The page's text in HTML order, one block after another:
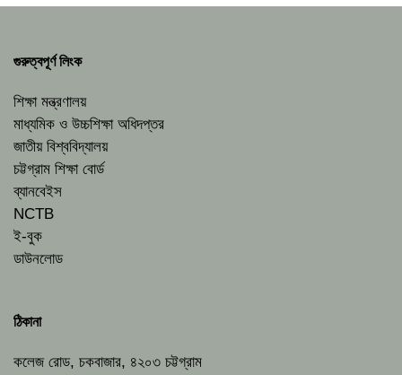
গুরুত্বপূর্ণ লিংক
শিক্ষা মন্ত্রণালয়
মাধ্যমিক ও উচ্চশিক্ষা অধিদপ্তর
জাতীয় বিশ্ববিদ্যালয়
চট্টগ্রাম শিক্ষা বোর্ড
ব্যানবেইস
NCTB
ই-বুক
ডাউনলোড
ঠিকানা
কলেজ রোড, চকবাজার, ৪২০৩ চট্টগ্রাম